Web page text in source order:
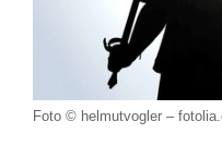
Foto © helmutvogler –